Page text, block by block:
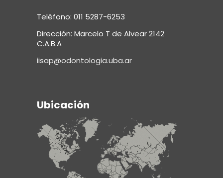
Teléfono: 011 5287-6253
Dirección: Marcelo T de Alvear 2142
C.A.B.A
iisap@odontologia.uba.ar
Ubicación